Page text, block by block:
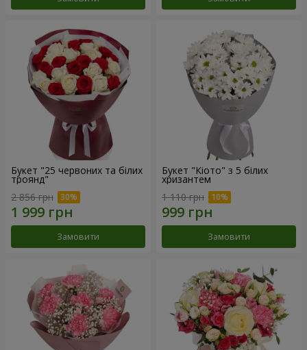
Букет "25 червоних та білих
троянд"
2 856 грн
Замовити
Букет "Кіото" з 5 білих
хризантем
1 110 грн
Замовити